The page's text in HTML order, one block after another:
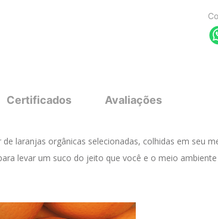
Certificados Avaliações
laranjas orgânicas selecionadas, colhidas em seu
levar um suco do jeito que você e o meio